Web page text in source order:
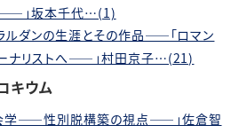
――」坂本千代…(1)
ラルダンの生涯とその作品――「ロマン
ーナリストへ――」村田京子…(21)
キウム
学――性別脱構築の視点――」佐倉智